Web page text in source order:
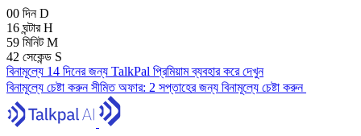
00 দিনD
16 ঘন্টারH
59 মিনিটM
42 সেকেন্ড S
বিনামূল্যে 14 দিনের জন্য TalkPal প্রিমিয়াম ব্যবহার করে দেখুন
বিনামূল্যে চেষ্টা করুনসীমিত অফার: 2 সপ্তাহের জন্য বিনামূল্যে চেষ্টা করুন